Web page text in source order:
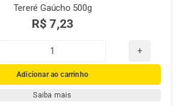
Tereré Gaúcho 500g
R$ 7,23
Tereré
Gaúcho
500g
Adicionar ao carrinho
Saiba mais